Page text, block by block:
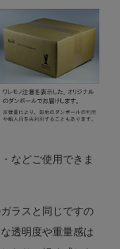
などご使用できま
ラスと同じですの
透明度や重量感は